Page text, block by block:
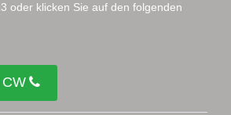
oder klicken Sie auf den folgenden